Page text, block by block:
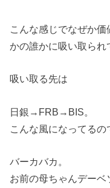
こんな感じでなぜか
かの誰かに吸い取られ
吸い取る先は
日銀→FRB→BIS。
こんな風になってるの
バーカバカ。
お前の母ちゃんデーベ